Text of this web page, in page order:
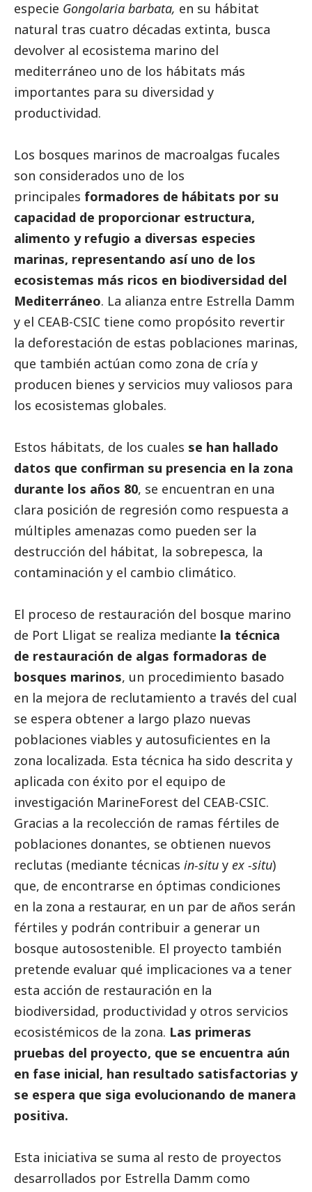
especie Gongolaria barbata, en su hábitat
natural tras cuatro décadas extinta, busca
devolver al ecosistema marino del
mediterráneo uno de los hábitats más
importantes para su diversidad y
productividad.
Los bosques marinos de macroalgas fucales
son considerados uno de los
principales formadores de hábitats por su
capacidad de proporcionar estructura,
alimento y refugio a diversas especies
marinas, representando así uno de los
ecosistemas más ricos en biodiversidad del
Mediterráneo. La alianza entre Estrella Damm
y el CEAB-CSIC tiene como propósito revertir
la deforestación de estas poblaciones marinas,
que también actúan como zona de cría y
producen bienes y servicios muy valiosos para
los ecosistemas globales.
Estos hábitats, de los cuales se han hallado
datos que confirman su presencia en la zona
durante los años 80, se encuentran en una
clara posición de regresión como respuesta a
múltiples amenazas como pueden ser la
destrucción del hábitat, la sobrepesca, la
contaminación y el cambio climático.
El proceso de restauración del bosque marino
de Port Lligat se realiza mediante la técnica
de restauración de algas formadoras de
bosques marinos, un procedimiento basado
en la mejora de reclutamiento a través del cual
se espera obtener a largo plazo nuevas
poblaciones viables y autosuficientes en la
zona localizada. Esta técnica ha sido descrita y
aplicada con éxito por el equipo de
investigación MarineForest del CEAB-CSIC.
Gracias a la recolección de ramas fértiles de
poblaciones donantes, se obtienen nuevos
reclutas (mediante técnicas in-situ y ex -situ)
que, de encontrarse en óptimas condiciones
en la zona a restaurar, en un par de años serán
fértiles y podrán contribuir a generar un
bosque autosostenible. El proyecto también
pretende evaluar qué implicaciones va a tener
esta acción de restauración en la
biodiversidad, productividad y otros servicios
ecosistémicos de la zona. Las primeras
pruebas del proyecto, que se encuentra aún
en fase inicial, han resultado satisfactorias y
se espera que siga evolucionando de manera
positiva.
Esta iniciativa se suma al resto de proyectos
desarrollados por Estrella Damm como